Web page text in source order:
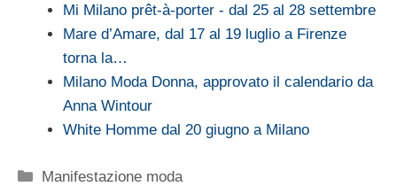
Mi Milano prêt-à-porter - dal 25 al 28 settembre
Mare d’Amare, dal 17 al 19 luglio a Firenze
torna la…
Milano Moda Donna, approvato il calendario da
Anna Wintour
White Homme dal 20 giugno a Milano
Categorie
Manifestazione moda